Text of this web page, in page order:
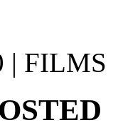
| FILMS